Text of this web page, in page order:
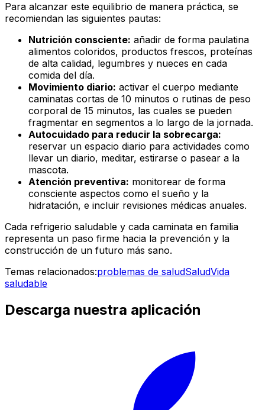
Para alcanzar este equilibrio de manera práctica, se
recomiendan las siguientes pautas:
Nutrición consciente: añadir de forma paulatina
alimentos coloridos, productos frescos, proteínas
de alta calidad, legumbres y nueces en cada
comida del día.
Movimiento diario: activar el cuerpo mediante
caminatas cortas de 10 minutos o rutinas de peso
corporal de 15 minutos, las cuales se pueden
fragmentar en segmentos a lo largo de la jornada.
Autocuidado para reducir la sobrecarga:
reservar un espacio diario para actividades como
llevar un diario, meditar, estirarse o pasear a la
mascota.
Atención preventiva: monitorear de forma
consciente aspectos como el sueño y la
hidratación, e incluir revisiones médicas anuales.
Cada refrigerio saludable y cada caminata en familia
representa un paso firme hacia la prevención y la
construcción de un futuro más sano.
Temas relacionados:problemas de saludSaludVida
saludable
Descarga nuestra aplicación